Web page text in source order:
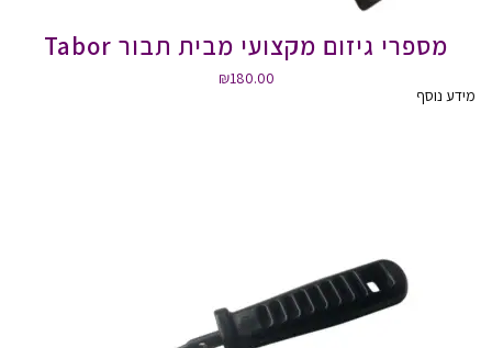
מספרי גיזום מקצועי מבית תבור Tabor
₪180.00
מידע נוסף